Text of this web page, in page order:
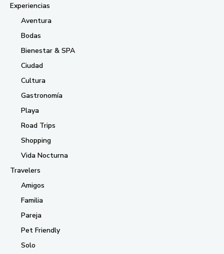
Experiencias
Aventura
Bodas
Bienestar & SPA
Ciudad
Cultura
Gastronomía
Playa
Road Trips
Shopping
Vida Nocturna
Travelers
Amigos
Familia
Pareja
Pet Friendly
Solo